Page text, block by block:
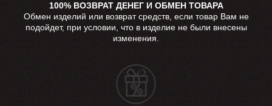
100% ВОЗВРАТ ДЕНЕГ И ОБМЕН ТОВАРА
Обмен изделий или возврат средств, если товар Вам не
подойдет, при условии, что в изделие не были внесены
изменения.